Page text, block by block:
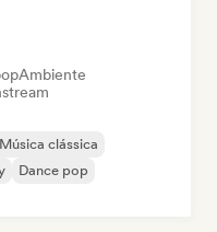
Ambiente
Música clássica
Dance pop